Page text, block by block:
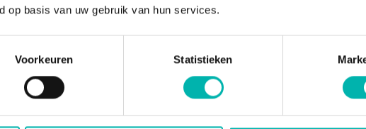
op basis van uw gebruik van hun services.
Voorkeuren Statistieken
Certificaten en
opleidingen
Los